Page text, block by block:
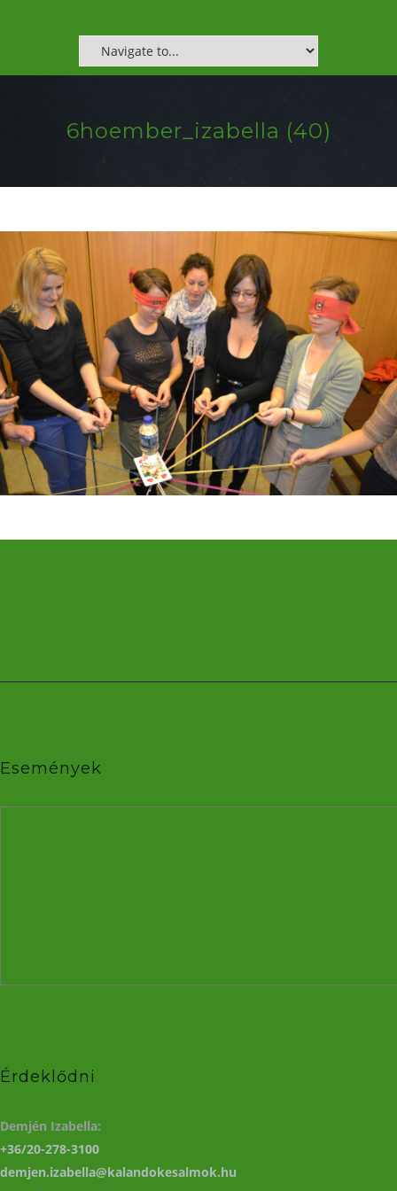
6hoember_izabella (40)
Események
Érdeklődni
Demjén Izabella:
+36/20-278-3100
demjen.izabella@kalandokesalmok.hu